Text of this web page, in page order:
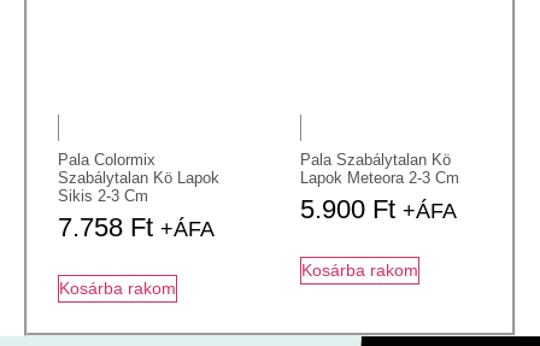
Pala Colormix
Szabálytalan Kö Lapok
Sikis 2-3 Cm
7.758 Ft +ÁFA
Kosárba rakom
Pala Szabálytalan Kö
Lapok Meteora 2-3 Cm
5.900 Ft +ÁFA
Kosárba rakom